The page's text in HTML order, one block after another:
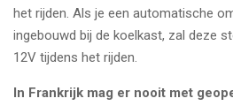
het rijden. Als je een automatische
ingebouwd bij de koelkast, zal deze
12V tijdens het rijden.
In Frankrijk mag er nooit met